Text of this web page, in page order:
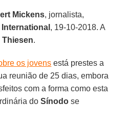
Mickens, jornalista,
, 19-10-2018. A
Thiesen.
os jovens está prestes a
reunião de 25 dias, embora
com a forma como esta
doSínodo se